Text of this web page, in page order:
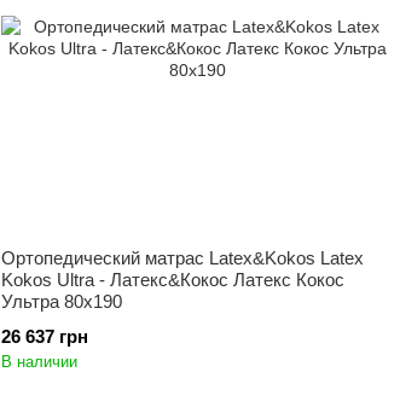
Ортопедический матрас Latex&Kokos Latex
Kokos Ultra - Латекс&Кокос Латекс Кокос
Ультра 80x190
26 637 грн
В наличии